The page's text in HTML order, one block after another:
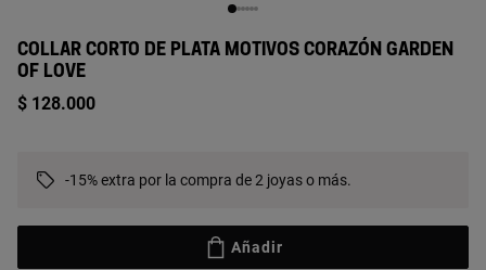
COLLAR CORTO DE PLATA MOTIVOS CORAZÓN GARDEN
OF LOVE
$ 128.000
-15% extra por la compra de 2 joyas o más.
Añadir